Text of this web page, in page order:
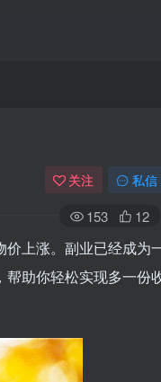
关注 私信
153 12
价上涨。副业已经成为
帮助你轻松实现多一份